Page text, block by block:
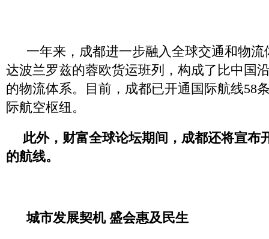
一年来，成都进一步融入全球交通和物流
达波兰罗兹的蓉欧货运班列，构成了比中国
的物流体系。目前，成都已开通国际航线58
际航空枢纽。
此外，财富全球论坛期间，成都还将宣布
的航线。
城市发展契机 盛会惠及民生